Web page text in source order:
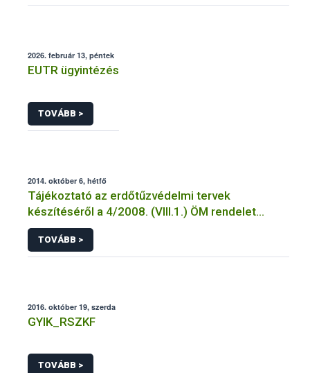
2026. február 13, péntek
EUTR ügyintézés
TOVÁBB >
2014. október 6, hétfő
Tájékoztató az erdőtűzvédelmi tervek
készítéséről a 4/2008. (VIII.1.) ÖM rendelet
előírásai alapján
TOVÁBB >
2016. október 19, szerda
GYIK_RSZKF
TOVÁBB >